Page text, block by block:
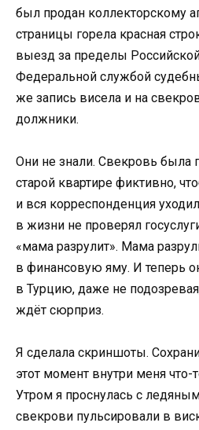
был продан коллекторскому
страницы горела красная
выезд за пределы
Федеральной службой
же запись висела и на
должники.
Они не знали. Свекровь была
старой квартире фиктивно,
и вся корреспонденция
в жизни не проверял
«мама разрулит». Мама
в финансовую яму. И теперь
в Турцию, даже не
ждёт сюрприз.
Я сделала скриншоты.
этот момент внутри меня что-
Утром я проснулась с
свекрови пульсировали в